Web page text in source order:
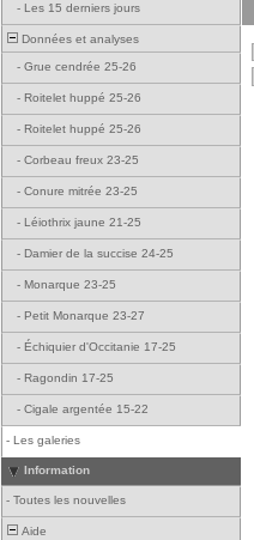
- Les 15 derniers jours
Données et analyses
- Grue cendrée 25-26
- Roitelet huppé 25-26
- Roitelet huppé 25-26
- Corbeau freux 23-25
- Conure mitrée 23-25
- Léiothrix jaune 21-25
- Damier de la succise 24-25
- Monarque 23-25
- Petit Monarque 23-27
- Échiquier d'Occitanie 17-25
- Ragondin 17-25
- Cigale argentée 15-22
- Les galeries
Information
- Toutes les nouvelles
Aide